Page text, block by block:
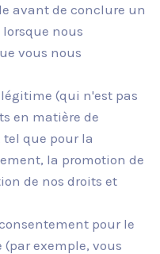
avant de conclure un
nous
vous nous
(qui n'est pas
en matière de
tel que pour la
la promotion de
de nos droits et
pour le
exemple, vous